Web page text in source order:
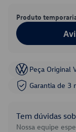
Produto
Peça Original
Garantia de 3
Tem dúvidas
Nossa equipe